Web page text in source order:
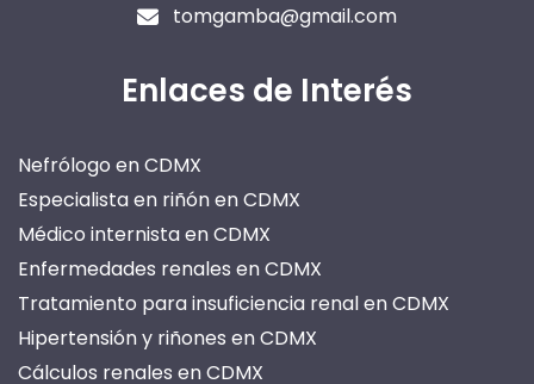
tomgamba@gmail.com
Enlaces de Interés
Nefrólogo en CDMX
Especialista en riñón en CDMX
Médico internista en CDMX
Enfermedades renales en CDMX
Tratamiento para insuficiencia renal en CDMX
Hipertensión y riñones en CDMX
Cálculos renales en CDMX